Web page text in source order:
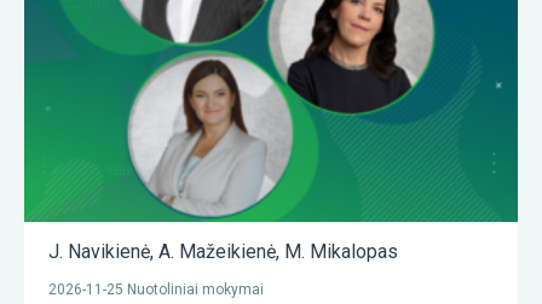
J. Navikienė, A. Mažeikienė, M. Mikalopas
2026-11-25 Nuotoliniai mokymai